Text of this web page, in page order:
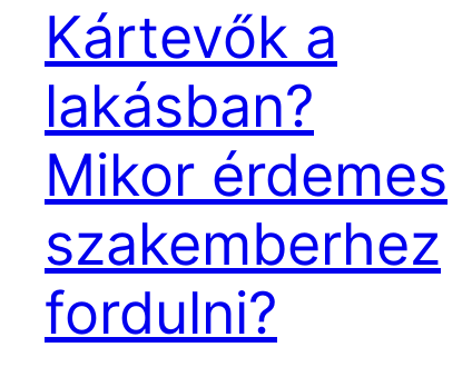
Kártevők a
lakásban?
Mikor érdemes
szakemberhez
fordulni?